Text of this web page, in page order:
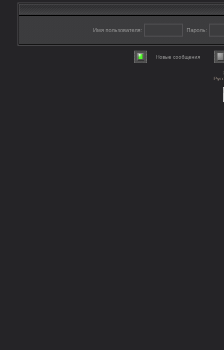
Имя пользователя: Пароль:
Новые сообщения